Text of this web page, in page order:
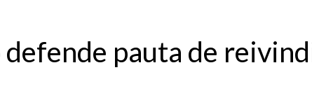
defende pauta de